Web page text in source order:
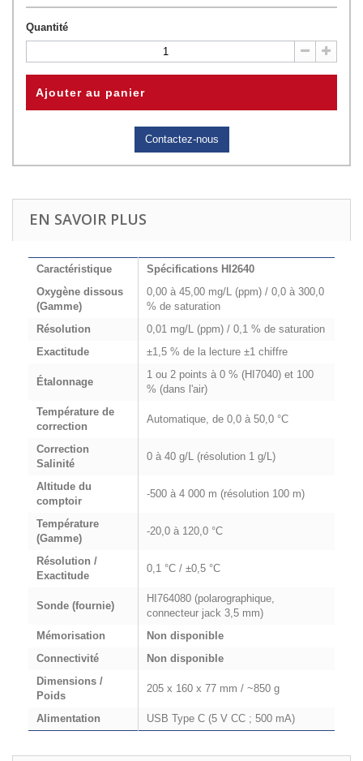
Quantité
Ajouter au panier
Contactez-nous
EN SAVOIR PLUS
Caractéristique
Spécifications HI2640
Oxygène dissous
(Gamme)
0,00 à 45,00 mg/L (ppm) / 0,0 à 300,0
% de saturation
Résolution
0,01 mg/L (ppm) / 0,1 % de saturation
Exactitude
±1,5 % de la lecture ±1 chiffre
Étalonnage
1 ou 2 points à 0 % (HI7040) et 100
% (dans l'air)
Température de
correction
Automatique, de 0,0 à 50,0 °C
Correction
Salinité
0 à 40 g/L (résolution 1 g/L)
Altitude du
comptoir
-500 à 4 000 m (résolution 100 m)
Température
(Gamme)
-20,0 à 120,0 °C
Résolution /
Exactitude
0,1 °C / ±0,5 °C
Sonde (fournie)
HI764080 (polarographique,
connecteur jack 3,5 mm)
Mémorisation
Non disponible
Connectivité
Non disponible
Dimensions /
Poids
205 x 160 x 77 mm / ~850 g
Alimentation USB Type C (5 V CC ; 500 mA)